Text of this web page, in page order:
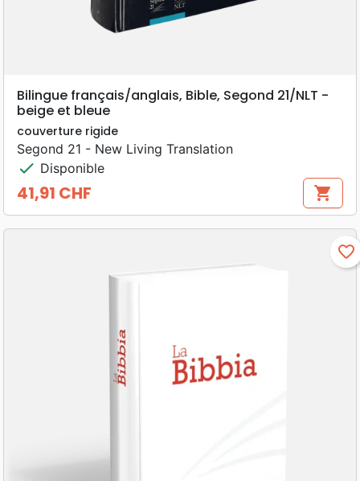
Bilingue français/anglais, Bible, Segond 21/NLT -
beige et bleue
couverture rigide
Segond 21 - New Living Translation
check Disponible
Prix
41,91 CHF shopping_cart
favorite_border